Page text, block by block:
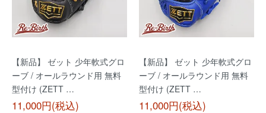
【新品】 ゼット 少年軟式グロ
ーブ / オールラウンド用 無料
型付け (ZETT …
11,000円(税込)
【新品】 ゼット 少年軟式グロ
ーブ / オールラウンド用 無料
型付け (ZETT …
11,000円(税込)